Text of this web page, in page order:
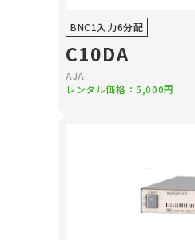
BNC1入力6分配
C10DA
AJA
レンタル価格：5,000円